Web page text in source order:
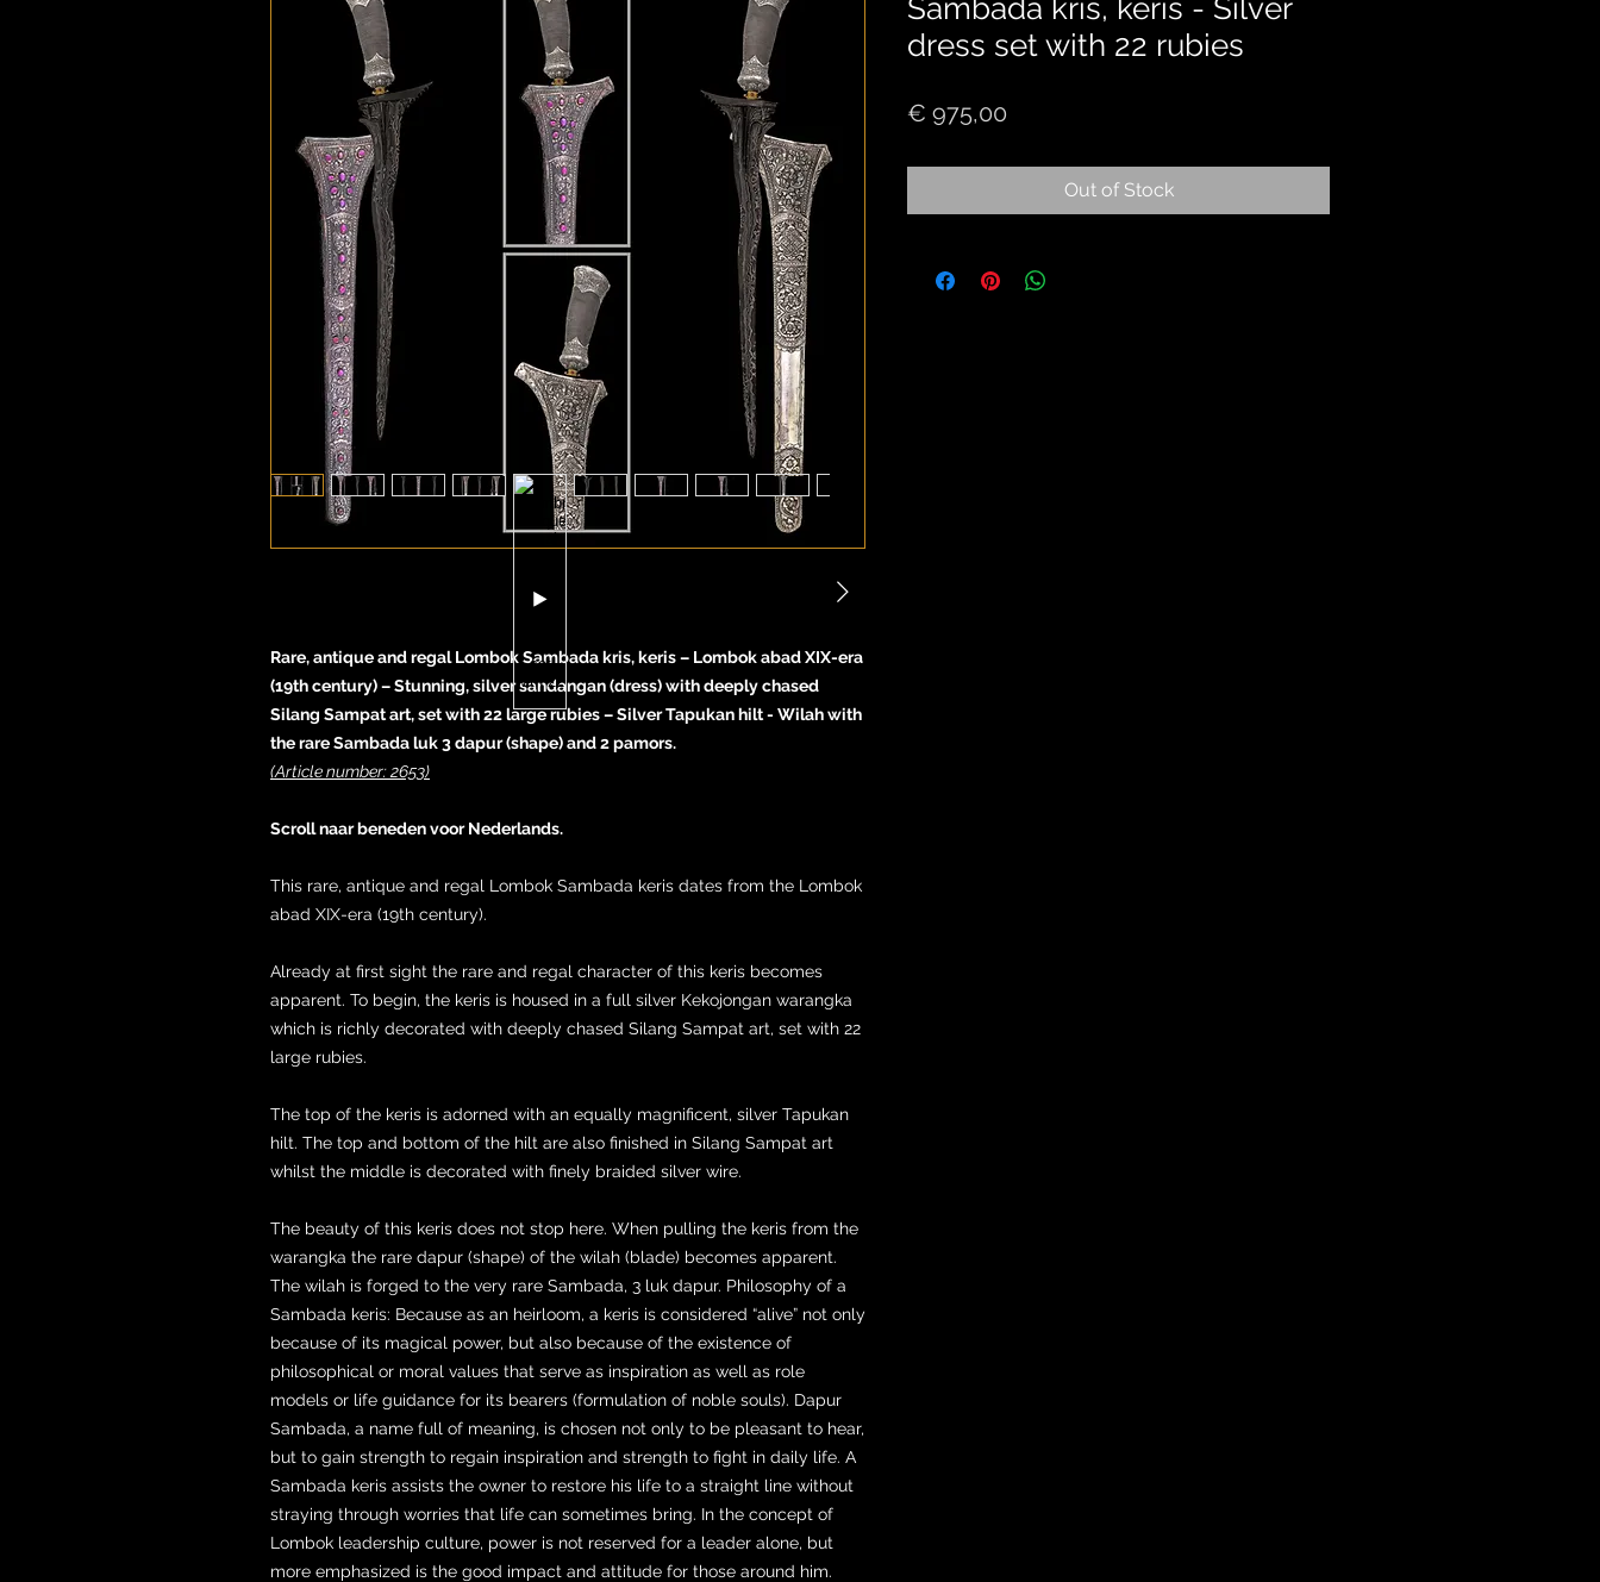
Rare, antique and regal Lombok Sambada kris, keris – Lombok abad XIX-era
(19th century) – Stunning, silver sandangan (dress) with deeply chased
Silang Sampat art, set with 22 large rubies – Silver Tapukan hilt - Wilah with
the rare Sambada luk 3 dapur (shape) and 2 pamors.
(Article number: 2653)
Scroll naar beneden voor Nederlands.
This rare, antique and regal Lombok Sambada keris dates from the Lombok
abad XIX-era (19th century).
Already at first sight the rare and regal character of this keris becomes
apparent. To begin, the keris is housed in a full silver Kekojongan warangka
which is richly decorated with deeply chased Silang Sampat art, set with 22
large rubies.
The top of the keris is adorned with an equally magnificent, silver Tapukan
hilt. The top and bottom of the hilt are also finished in Silang Sampat art
whilst the middle is decorated with finely braided silver wire.
The beauty of this keris does not stop here. When pulling the keris from the
warangka the rare dapur (shape) of the wilah (blade) becomes apparent.
The wilah is forged to the very rare Sambada, 3 luk dapur. Philosophy of a
Sambada keris: Because as an heirloom, a keris is considered “alive” not only
because of its magical power, but also because of the existence of
philosophical or moral values that serve as inspiration as well as role
models or life guidance for its bearers (formulation of noble souls). Dapur
Sambada, a name full of meaning, is chosen not only to be pleasant to hear,
but to gain strength to regain inspiration and strength to fight in daily life. A
Sambada keris assists the owner to restore his life to a straight line without
straying through worries that life can sometimes bring. In the concept of
Lombok leadership culture, power is not reserved for a leader alone, but
more emphasized is the good impact and attitude for those around him.
Sambada kris, keris - Silver
dress set with 22 rubies
€ 975,00
Out of Stock